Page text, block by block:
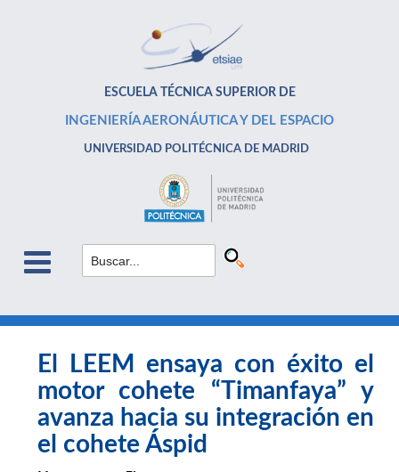
ESCUELA TÉCNICA SUPERIOR DE
INGENIERÍA AERONÁUTICA Y DEL ESPACIO
UNIVERSIDAD POLITÉCNICA DE MADRID
El LEEM ensaya con éxito el
motor cohete “Timanfaya” y
avanza hacia su integración en
el cohete Áspid